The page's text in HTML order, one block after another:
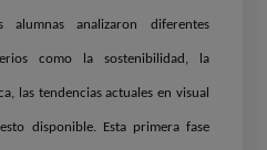
analizaron diferentes
como la sostenibilidad, la
las tendencias actuales en visual
disponible. Esta primera fase